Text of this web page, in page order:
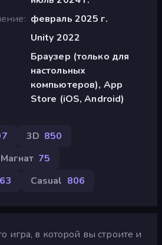
февраль 2025 г.
Unity 2022
Браузер (только для
настольных
компьютеров), App
Store (iOS, Android)
3D 850
Магнат 75
Casual 806
игра, в которой вы строите и